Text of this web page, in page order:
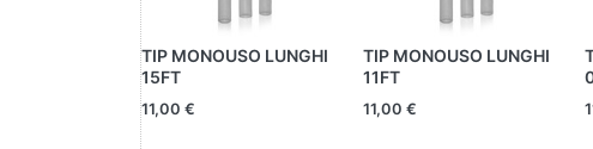
TIP MONOUSO LUNGHI
15FT
11,00 €
TIP MONOUSO LUNGHI
11FT
11,00 €